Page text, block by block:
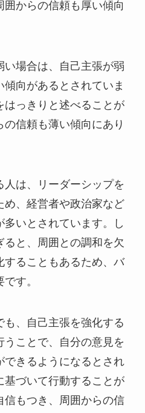
からの信頼も厚い傾向
場合は、自己主張が弱
傾向があるとされていま
はっきりと述べることが
信頼も薄い傾向にあり
は、リーダーシップを
め、経営者や政治家など
いとされています。し
と、周囲との調和を欠
することもあるため、バ
す。
、自己主張を強化する
ことで、自分の意見を
できるようになるとされ
基づいて行動することが
信もつき、周囲からの信